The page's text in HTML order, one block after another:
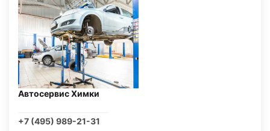
Автосервис Химки
+7 (495) 989-21-31